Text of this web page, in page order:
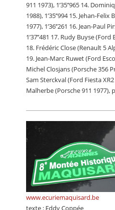
911 1973), 1’35’’965 14.
1988), 1’35’’994 15. Jehan-
1977), 1’36’’261 16. Jean-Paul
1’37’’481 17. Rudy Buyse (Ford
18. Frédéric Close (Renault 5
19. Jean-Marc Ruwet (Ford
Michel Closjans (Porsche 356
Sam Sterckval (Ford Fiesta XR2
Malherbe (Porsche 911 1977),
www.ecuriemaquisard.be
texte : Eddy Coppée